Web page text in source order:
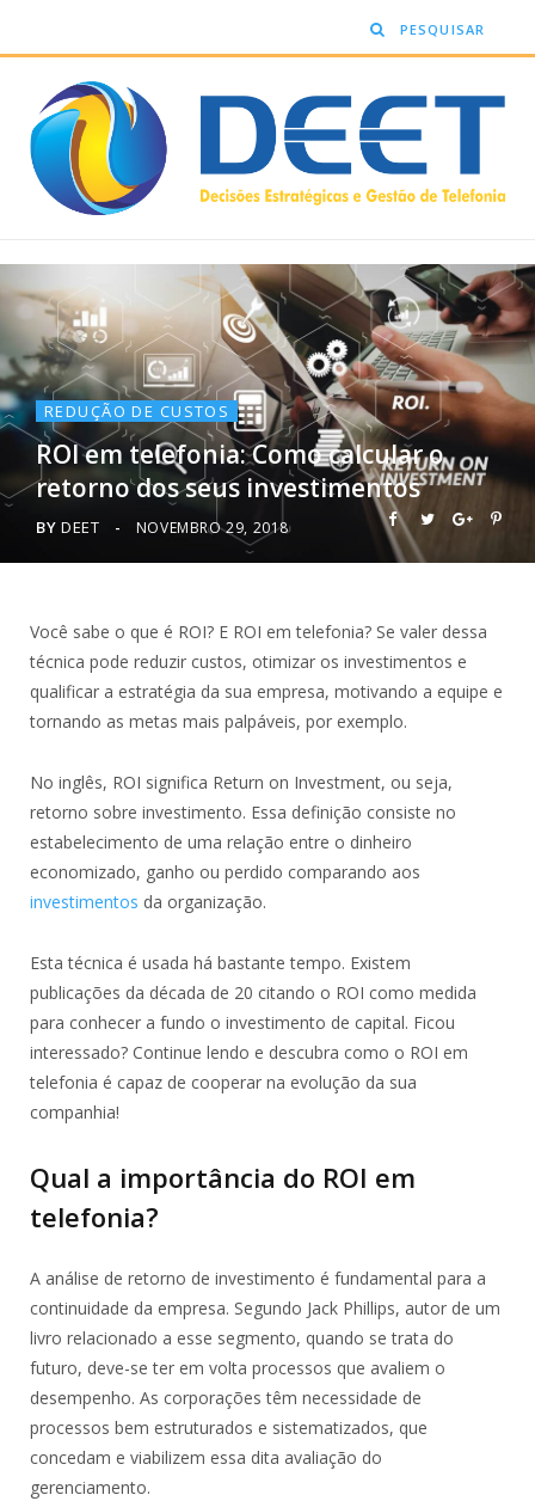
REDUÇÃO DE CUSTOS
ROI em telefonia: Como calcular o
retorno dos seus investimentos
BY DEET NOVEMBRO 29, 2018
Você sabe o que é ROI? E ROI em telefonia? Se valer dessa
técnica pode reduzir custos, otimizar os investimentos e
qualificar a estratégia da sua empresa, motivando a equipe e
tornando as metas mais palpáveis, por exemplo.
No inglês, ROI significa Return on Investment, ou seja,
retorno sobre investimento. Essa definição consiste no
estabelecimento de uma relação entre o dinheiro
economizado, ganho ou perdido comparando aos
investimentos da organização.
Esta técnica é usada há bastante tempo. Existem
publicações da década de 20 citando o ROI como medida
para conhecer a fundo o investimento de capital. Ficou
interessado? Continue lendo e descubra como o ROI em
telefonia é capaz de cooperar na evolução da sua
companhia!
Qual a importância do ROI em
telefonia?
A análise de retorno de investimento é fundamental para a
continuidade da empresa. Segundo Jack Phillips, autor de um
livro relacionado a esse segmento, quando se trata do
futuro, deve-se ter em volta processos que avaliem o
desempenho. As corporações têm necessidade de
processos bem estruturados e sistematizados, que
concedam e viabilizem essa dita avaliação do
gerenciamento.